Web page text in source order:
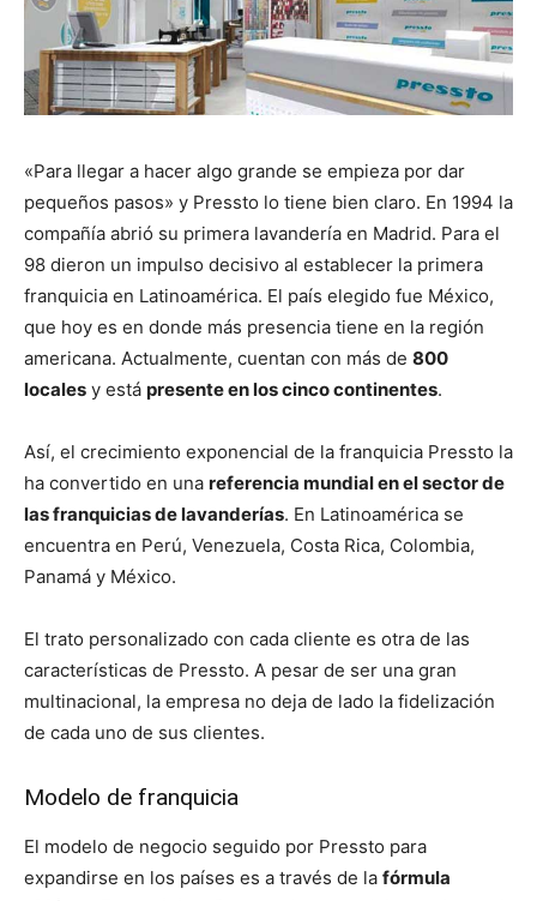
«Para llegar a hacer algo grande se empieza por dar
pequeños pasos» y Pressto lo tiene bien claro. En 1994 la
compañía abrió su primera lavandería en Madrid. Para el
98 dieron un impulso decisivo al establecer la primera
franquicia en Latinoamérica. El país elegido fue México,
que hoy es en donde más presencia tiene en la región
americana. Actualmente, cuentan con más de 800
locales y está presente en los cinco continentes.
Así, el crecimiento exponencial de la franquicia Pressto la
ha convertido en una referencia mundial en el sector de
las franquicias de lavanderías. En Latinoamérica se
encuentra en Perú, Venezuela, Costa Rica, Colombia,
Panamá y México.
El trato personalizado con cada cliente es otra de las
características de Pressto. A pesar de ser una gran
multinacional, la empresa no deja de lado la fidelización
de cada uno de sus clientes.
Modelo de franquicia
El modelo de negocio seguido por Pressto para
expandirse en los países es a través de la fórmula